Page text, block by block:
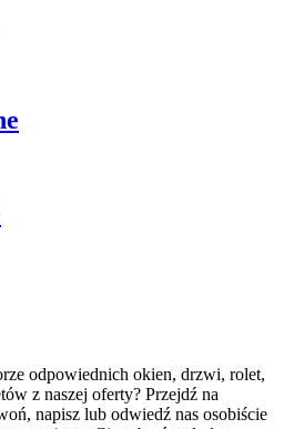
odpowiednich okien, drzwi, rolet,
z naszej oferty? Przejdź na
napisz lub odwiedź nas osobiście